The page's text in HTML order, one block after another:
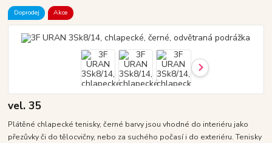
Doprodej Akce
vel. 35
Plátěné chlapecké tenisky, černé barvy jsou vhodné do interiéru jako
přezůvky či do tělocvičny, nebo za suchého počasí i do exteriéru. Tenisky